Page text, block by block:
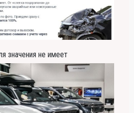
значения не имеет